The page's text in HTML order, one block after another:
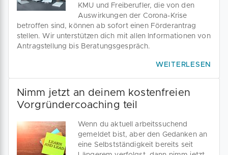
KMU und Freiberufler, die von den
Auswirkungen der Corona-Krise
betroffen sind, können ab sofort einen Förderantrag
stellen. Wir unterstützen dich mit allen Informationen von
Antragstellung bis Beratungsgespräch.
WEITERLESEN
Nimm jetzt an deinem kostenfreien
Vorgründercoaching teil
Wenn du aktuell arbeitssuchend
gemeldet bist, aber den Gedanken an
eine Selbstständigkeit bereits seit